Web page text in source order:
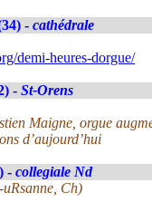
- cathédrale
demi-heures-dorgue/
- St-Orens
Maigne, orgue
d’aujourd’hui
- collegiale Nd
Ch)